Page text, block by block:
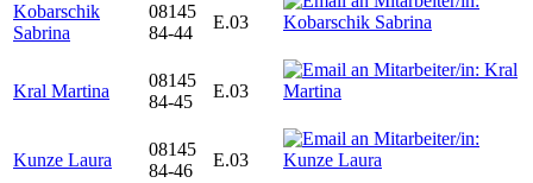
Kobarschik
Sabrina
08145
84-44
E.03
Kral Martina
08145
84-45
E.03
Kunze Laura
08145
84-46
E.03